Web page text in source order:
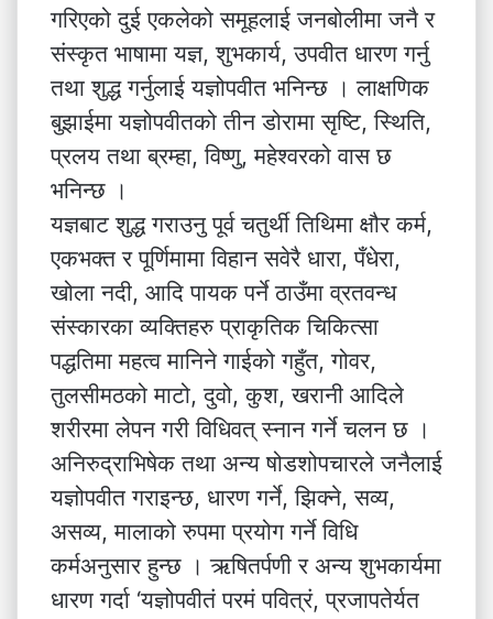
गरिएको दुई एकलेको समूहलाई जनबोलीमा जनै र
संस्कृत भाषामा यज्ञ, शुभकार्य, उपवीत धारण गर्नु
तथा शुद्ध गर्नुलाई यज्ञोपवीत भनिन्छ । लाक्षणिक
बुझाईमा यज्ञोपवीतको तीन डोरामा सृष्टि, स्थिति,
प्रलय तथा ब्रम्हा, विष्णु, महेश्वरको वास छ
भनिन्छ ।
यज्ञबाट शुद्ध गराउनु पूर्व चतुर्थी तिथिमा क्षौर कर्म,
एकभक्त र पूर्णिमामा विहान सवेरै धारा, पँधेरा,
खोला नदी, आदि पायक पर्ने ठाउँमा व्रतवन्ध
संस्कारका व्यक्तिहरु प्राकृतिक चिकित्सा
पद्धतिमा महत्व मानिने गाईको गहुँत, गोवर,
तुलसीमठको माटो, दुवो, कुश, खरानी आदिले
शरीरमा लेपन गरी विधिवत् स्नान गर्ने चलन छ ।
अनिरुद्राभिषेक तथा अन्य षोडशोपचारले जनैलाई
यज्ञोपवीत गराइन्छ, धारण गर्ने, झिक्ने, सव्य,
असव्य, मालाको रुपमा प्रयोग गर्ने विधि
कर्मअनुसार हुन्छ । ऋषितर्पणी र अन्य शुभकार्यमा
धारण गर्दा ‘यज्ञोपवीतं परमं पवित्रं, प्रजापतेर्यत